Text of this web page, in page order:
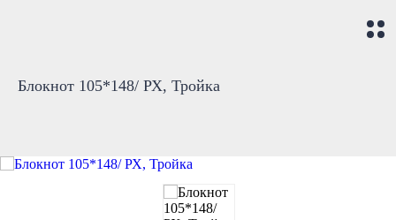
Блокнот 105*148/ РХ, Тройка